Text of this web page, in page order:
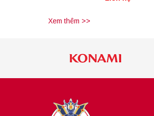
Xem thêm >>